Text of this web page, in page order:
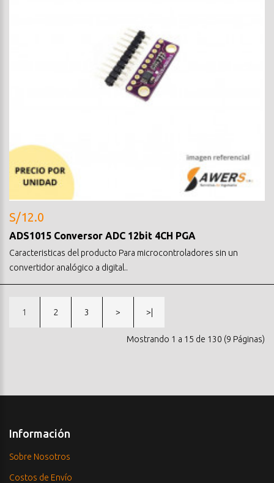
S/12.0
ADS1015 Conversor ADC 12bit 4CH PGA
Caracteristicas del producto Para microcontroladores sin un
convertidor analógico a digital..
1 2 3 > >|
Mostrando 1 a 15 de 130 (9 Páginas)
Información
Sobre Nosotros
Costos de Envío